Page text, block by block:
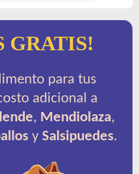
GRATIS!
para tus
adicional a
, Mendiolaza,
y Salsipuedes.